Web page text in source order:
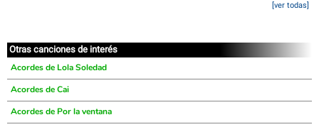
[ver todas]
Otras canciones de interés
Acordes de Lola Soledad
Acordes de Cai
Acordes de Por la ventana